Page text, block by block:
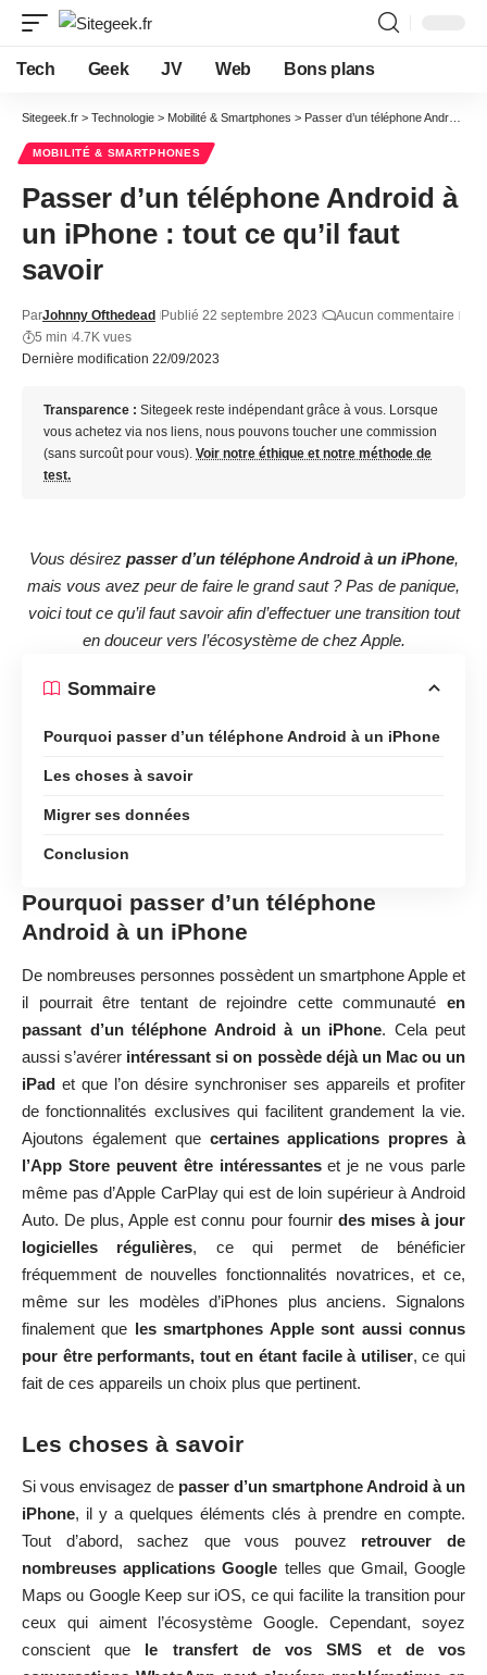
Tech Geek JV Web Bons plans
Sitegeek.fr > Technologie > Mobilité & Smartphones > Passer d’un téléphone Android à un iPhone : tout ce qu’il faut savoir
MOBILITÉ & SMARTPHONES
Passer d’un téléphone Android à
un iPhone : tout ce qu’il faut
savoir
Dernière modification 22/09/2023
ParJohnny Ofthedead Publié 22 septembre 2023
Aucun commentaire
5 min 4.7K vues
Transparence : Sitegeek reste indépendant grâce à vous. Lorsque
vous achetez via nos liens, nous pouvons toucher une commission
(sans surcoût pour vous). Voir notre éthique et notre méthode de
test.
Vous désirez passer d’un téléphone Android à un iPhone,
mais vous avez peur de faire le grand saut ? Pas de panique,
voici tout ce qu’il faut savoir afin d’effectuer une transition tout
en douceur vers l’écosystème de chez Apple.
Sommaire
Pourquoi passer d’un téléphone Android à un iPhone
Les choses à savoir
Migrer ses données
Conclusion
Pourquoi passer d’un téléphone
Android à un iPhone
De nombreuses personnes possèdent un smartphone Apple et
il pourrait être tentant de rejoindre cette communauté en
passant d’un téléphone Android à un iPhone. Cela peut
aussi s’avérer intéressant si on possède déjà un Mac ou un
iPad et que l’on désire synchroniser ses appareils et profiter
de fonctionnalités exclusives qui facilitent grandement la vie.
Ajoutons également que certaines applications propres à
l’App Store peuvent être intéressanteset je ne vous parle
même pas d’Apple CarPlay qui est de loin supérieur à Android
Auto. De plus, Apple est connu pour fournir des mises à jour
logicielles régulières, ce qui permet de bénéficier
fréquemment de nouvelles fonctionnalités novatrices, et ce,
même sur les modèles d’iPhones plus anciens. Signalons
finalement que les smartphones Apple sont aussi connus
pour être performants, tout en étant facile à utiliser, ce qui
fait de ces appareils un choix plus que pertinent.
Les choses à savoir
Si vous envisagez de passer d’un smartphone Android à un
iPhone, il y a quelques éléments clés à prendre en compte.
Tout d’abord, sachez que vous pouvez retrouver de
nombreuses applications Google telles que Gmail, Google
Maps ou Google Keep sur iOS, ce qui facilite la transition pour
ceux qui aiment l’écosystème Google. Cependant, soyez
conscient que le transfert de vos SMS et de vos